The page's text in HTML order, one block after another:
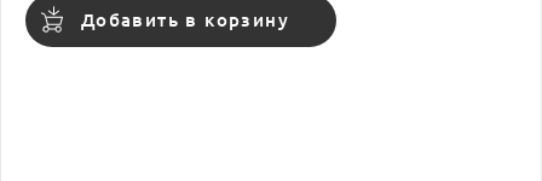
Добавить в корзину